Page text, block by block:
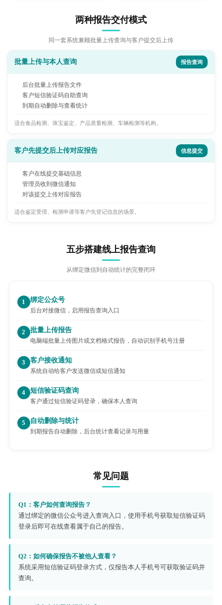
两种报告交付模式
同一套系统兼顾批量上传查询与客户提交后上传
批量上传与本人查询 报告查询
后台批量上传报告文件
客户短信验证码自助查询
到期自动删除与查看统计
适合食品检测、珠宝鉴定、产品质量检测、车辆检测等机构。
客户先提交后上传对应报告 信息提交
客户在线提交基础信息
管理员收到微信通知
对该提交上传对应报告
适合鉴定受理、检测申请等客户先登记信息的场景。
五步搭建线上报告查询
从绑定微信到自动统计的完整闭环
1 绑定公众号
后台对接微信，启用报告查询入口
2 批量上传报告
电脑端批量上传图片或文档格式报告，自动识别手机号注册
3 客户接收通知
系统自动给客户发送微信或短信通知
4 短信验证码查询
客户通过短信验证码登录，确保本人查询
5 自动删除与统计
到期报告自动删除，后台统计查看记录与用量
常见问题
Q1：客户如何查询报告？
通过绑定的微信公众号进入查询入口，使用手机号获取短信验证码
登录后即可在线查看属于自己的报告。
Q2：如何确保报告不被他人查看？
系统采用短信验证码登录方式，仅报告本人手机号可获取验证码并
查询。